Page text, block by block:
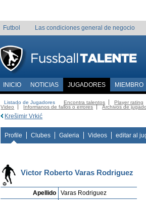
Futbol Las condiciones general de negocio
INICIO NOTICIAS JUGADORES MIEMBRO
Listado de Jugadores Encontra talentos Player rating
Video
Informanos de fallos o errores Archivos de
Krešimir Vrkić
Profile Clubes Galeria Videos editar al
Victor Roberto Varas Rodriguez
Apellido
Varas Rodriguez